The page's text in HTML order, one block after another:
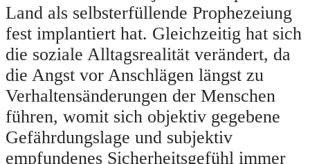
Land als selbsterfüllende Prophezeiung
fest implantiert hat. Gleichzeitig hat sich
die soziale Alltagsrealität verändert, da
die Angst vor Anschlägen längst zu
Verhaltensänderungen der Menschen
führen, womit sich objektiv gegebene
Gefährdungslage und subjektiv
empfundenes Sicherheitsgefühl immer